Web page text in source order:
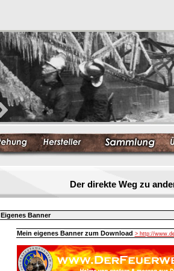
Der direkte Weg zu
Eigenes Banner
Mein eigenes Banner zum Download > http://